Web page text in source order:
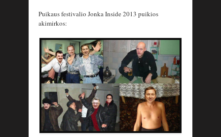
Puikaus festivalio Jonka Inside 2013 puikios
akimirkos: